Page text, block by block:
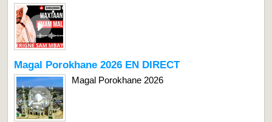
Magal Porokhane 2026 EN DIRECT
Magal Porokhane 2026